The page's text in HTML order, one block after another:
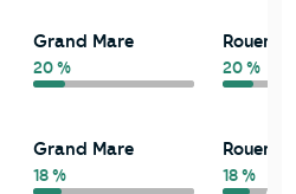
Grand Mare
20 %
Rouen
20 %
Grand Mare
18 %
Rouen
18 %